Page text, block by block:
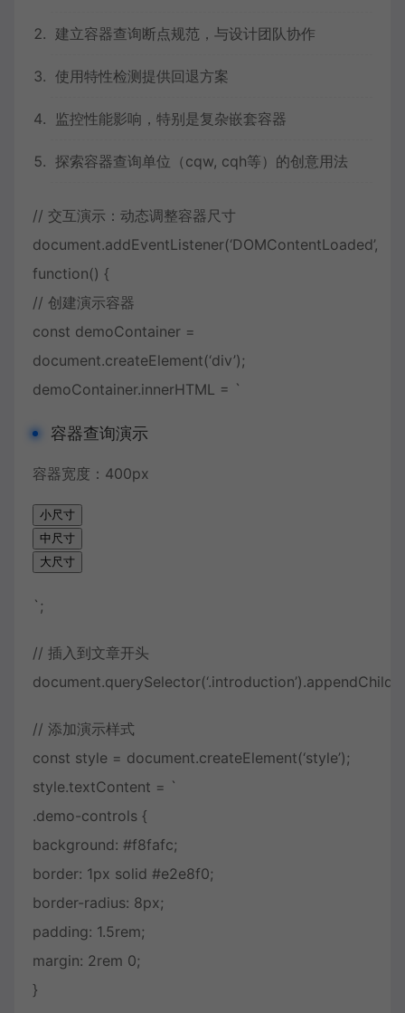
建立容器查询断点规范，与设计团队协作
使用特性检测提供回退方案
监控性能影响，特别是复杂嵌套容器
探索容器查询单位（cqw, cqh等）的创意用法
// 交互演示：动态调整容器尺寸
document.addEventListener(‘DOMContentLoaded’,
function() {
// 创建演示容器
const demoContainer =
document.createElement(‘div’);
demoContainer.innerHTML = `
容器查询演示
容器宽度： 400px
小尺寸
中尺寸
大尺寸
`;
// 插入到文章开头
// 添加演示样式
const style = document.createElement(‘style’);
style.textContent = `
.demo-controls {
background: #f8fafc;
border: 1px solid #e2e8f0;
border-radius: 8px;
padding: 1.5rem;
margin: 2rem 0;
}